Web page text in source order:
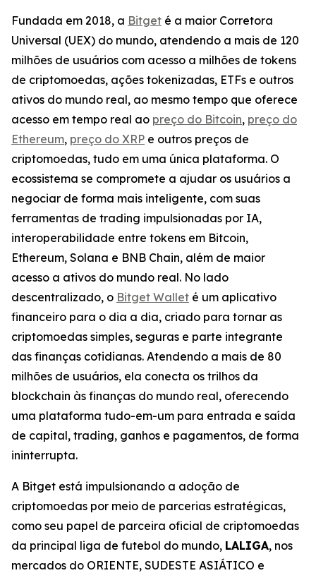
Fundada em 2018, a Bitget é a maior Corretora
Universal (UEX) do mundo, atendendo a mais de 120
milhões de usuários com acesso a milhões de tokens
de criptomoedas, ações tokenizadas, ETFs e outros
ativos do mundo real, ao mesmo tempo que oferece
acesso em tempo real ao preço do Bitcoin, preço do
Ethereum, preço do XRP e outros preços de
criptomoedas, tudo em uma única plataforma. O
ecossistema se compromete a ajudar os usuários a
negociar de forma mais inteligente, com suas
ferramentas de trading impulsionadas por IA,
interoperabilidade entre tokens em Bitcoin,
Ethereum, Solana e BNB Chain, além de maior
acesso a ativos do mundo real. No lado
descentralizado, o Bitget Wallet é um aplicativo
financeiro para o dia a dia, criado para tornar as
criptomoedas simples, seguras e parte integrante
das finanças cotidianas. Atendendo a mais de 80
milhões de usuários, ela conecta os trilhos da
blockchain às finanças do mundo real, oferecendo
uma plataforma tudo-em-um para entrada e saída
de capital, trading, ganhos e pagamentos, de forma
ininterrupta.
A Bitget está impulsionando a adoção de
criptomoedas por meio de parcerias estratégicas,
como seu papel de parceira oficial de criptomoedas
da principal liga de futebol do mundo, LALIGA, nos
mercados do ORIENTE, SUDESTE ASIÁTICO e